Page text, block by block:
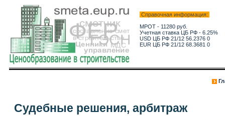
Справочная информация:
МРОТ - 11280 руб.
Учетная ставка ЦБ РФ - 6.25%
USD ЦБ РФ 21/12 56.2376 0
EUR ЦБ РФ 21/12 68.3681 0
Судебные решения, арбитраж